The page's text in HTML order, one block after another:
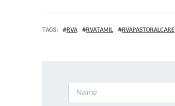
TAGS RVA RVATAMIL RVAPASTORALCARE